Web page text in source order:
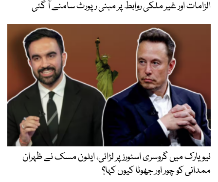
الزامات اور غیر ملکی روابط پر مبنی رپورٹ سامنے آ گئی
نیویارک میں گروسری اسٹورز پر لڑائی، ایلون مسک نے ظہران
ممدانی کو چور اور جھوٹا کیوں کہا؟